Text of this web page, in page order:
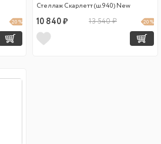
20 %
Стеллаж Скарлетт (ш.940) New
10 840 ₽ 13 540 ₽ 20 %